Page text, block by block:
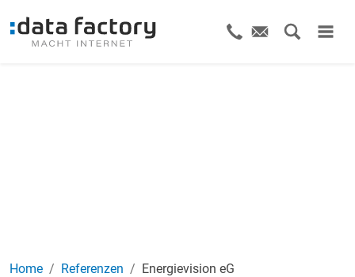
Home Referenzen Energievision eG